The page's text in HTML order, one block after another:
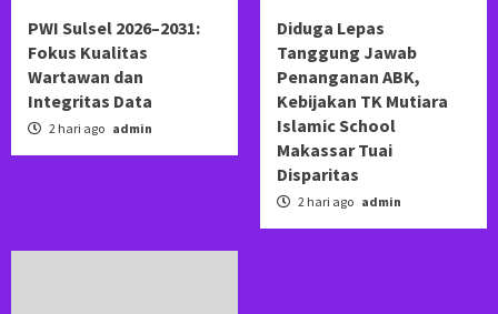
PWI Sulsel 2026–2031:
Fokus Kualitas
Wartawan dan
Integritas Data
2 hari ago admin
Diduga Lepas
Tanggung Jawab
Penanganan ABK,
Kebijakan TK Mutiara
Islamic School
Makassar Tuai
Disparitas
2 hari ago admin